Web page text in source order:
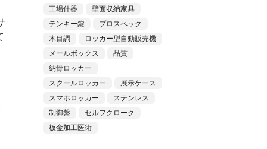
工場什器
壁面収納家具
テンキー錠
プロスペック
木目調
ロッカー型自動販売機
メールボックス
品質
納骨ロッカー
スクールロッカー
展示ケース
スマホロッカー
ステンレス
制御盤
セルフクローク
板金加工医術